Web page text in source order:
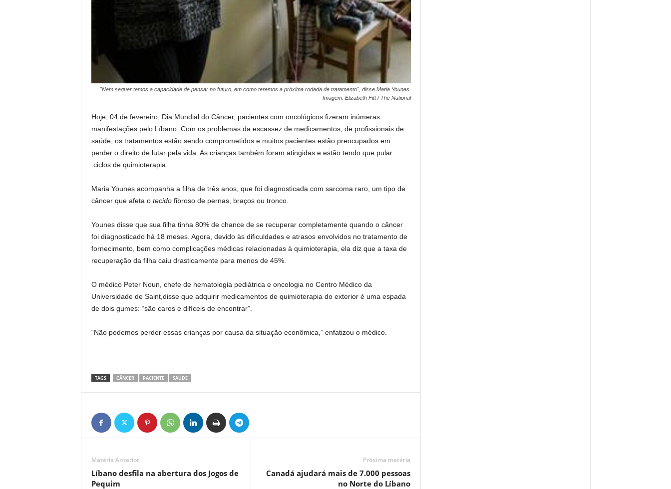
"Nem sequer temos a capacidade de pensar no futuro, em como teremos a próxima rodada de tratamento", disse Maria Younes.
Imagem: Elizabeth Fitt / The National
Hoje, 04 de fevereiro, Dia Mundial do Câncer, pacientes com oncológicos fizeram inúmeras
manifestações pelo Líbano. Com os problemas da escassez de medicamentos, de profissionais de
saúde, os tratamentos estão sendo comprometidos e muitos pacientes estão preocupados em
perder o direito de lutar pela vida. As crianças também foram atingidas e estão tendo que pular
ciclos de quimioterapia.
Maria Younes acompanha a filha de três anos, que foi diagnosticada com sarcoma raro, um tipo de
câncer que afeta o tecidofibroso de pernas, braços ou tronco.
Younes disse que sua filha tinha 80% de chance de se recuperar completamente quando o câncer
foi diagnosticado há 18 meses. Agora, devido às dificuldades e atrasos envolvidos no tratamento de
fornecimento, bem como complicações médicas relacionadas à quimioterapia, ela diz que a taxa de
recuperação da filha caiu drasticamente para menos de 45%.
O médico Peter Noun, chefe de hematologia pediátrica e oncologia no Centro Médico da
Universidade de Saint,disse que adquirir medicamentos de quimioterapia do exterior é uma espada
de dois gumes: “são caros e difíceis de encontrar”.
“Não podemos perder essas crianças por causa da situação econômica,” enfatizou o médico.
TAGS CÂNCER PACIENTE SAÚDE
Matéria Anterior
Líbano desfila na abertura dos Jogos de
Pequim
Próxima matéria
Canadá ajudará mais de 7.000 pessoas
no Norte do Líbano